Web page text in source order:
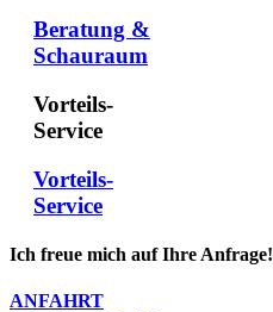
Beratung &
Schauraum
Vorteils-
Service
Vorteils-
Service
Ich freue mich auf Ihre Anfrage!
ANFAHRT